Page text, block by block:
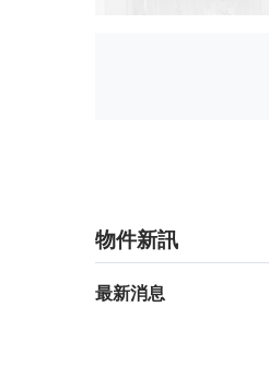
物件新訊
最新消息